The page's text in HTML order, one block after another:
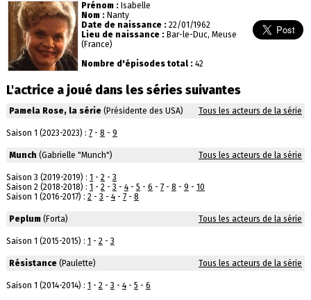
Prénom : Isabelle
Nom : Nanty
Date de naissance : 22/01/1962
Lieu de naissance : Bar-le-Duc, Meuse
(France)
Nombre d'épisodes total : 42
L'actrice a joué dans les séries suivantes
Pamela Rose, la série(Présidente des USA) Tous les acteurs de la série
Saison 1 (2023-2023) : 7- 8 - 9
Munch (Gabrielle "Munch") Tous les acteurs de la série
Saison 3 (2019-2019) : 1 - 2- 3
Saison 2 (2018-2018) : 1 - 2- 3 - 4- 5 - 6 - 7- 8 - 9 - 10
Saison 1 (2016-2017) : 2- 3 - 4- 7- 8
Peplum(Forta) Tous les acteurs de la série
Saison 1 (2015-2015) : 1 - 2- 3
Résistance(Paulette) Tous les acteurs de la série
Saison 1 (2014-2014) : 1 - 2- 3 - 4- 5 - 6